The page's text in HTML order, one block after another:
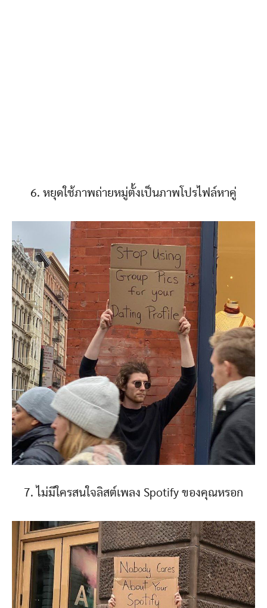
6. หยุดใช้ภาพถ่ายหมู่ตั้งเป็นภาพโปรไฟล์หาคู่
7. ไม่มีใครสนใจลิสต์เพลง Spotify ของคุณหรอก